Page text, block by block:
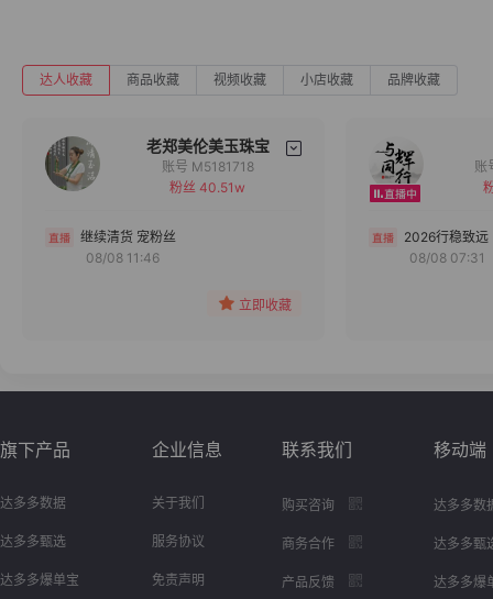
达人收藏 商品收藏 视频收藏 小店收藏 品牌收藏
老郑美伦美玉珠宝
备注
账号 M5181718
粉丝 40.51w
继续清货 宠粉丝
08/08 11:46
立即收藏
2026行稳致远
08/08 07:31
旗下产品
达多多数据
达多多甄选
达多多爆单宝
企业信息
关于我们
服务协议
免责声明
联系我们
购买咨询
商务合作
产品反馈
移动端
达多多数
达多多甄
达多多爆